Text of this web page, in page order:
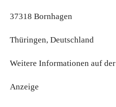
37318 Bornhagen
Thüringen, Deutschland
Weitere Informationen auf der
Anzeige